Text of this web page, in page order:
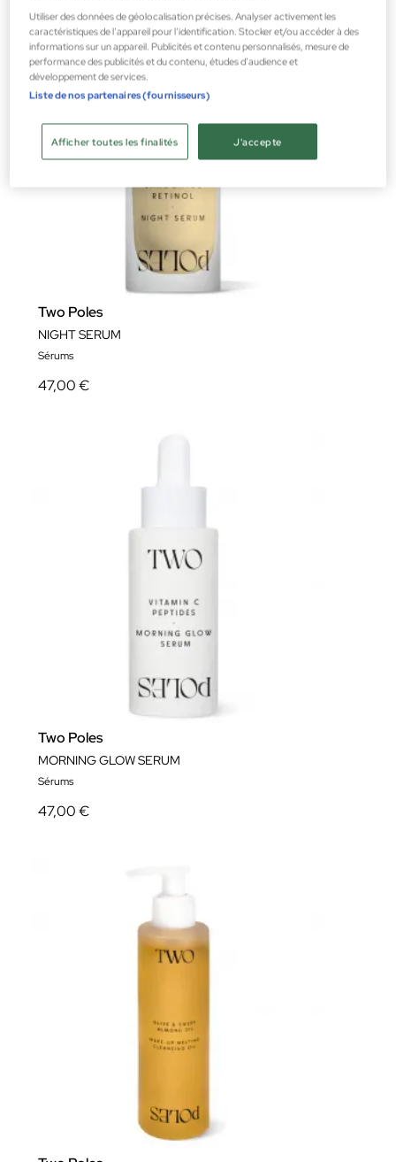
Two Poles
NIGHT SERUM
Sérums
47,00 €
Two Poles
MORNING GLOW SERUM
Sérums
47,00 €
Utiliser des données de géolocalisation précises. Analyser activement les
caractéristiques de l’appareil pour l’identification. Stocker et/ou accéder à des
informations sur un appareil. Publicités et contenu personnalisés, mesure de
performance des publicités et du contenu, études d’audience et
développement de services.
Liste de nos partenaires (fournisseurs)
J'accepte
Afficher toutes les finalités